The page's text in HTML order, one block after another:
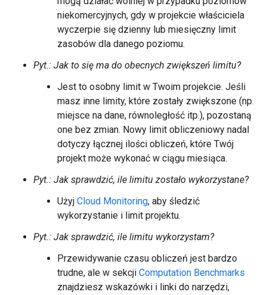
niekomercyjnych, gdy w projekcie właściciela
wyczerpie się dzienny lub miesięczny limit
zasobów dla danego poziomu.
Pyt.: Jak to się ma do obecnych zwiększeń limitu?
Jest to osobny limit w Twoim projekcie. Jeśli
masz inne limity, które zostały zwiększone (np.
miejsce na dane, równoległość itp.), pozostaną
one bez zmian. Nowy limit obliczeniowy nadal
dotyczy łącznej ilości obliczeń, które Twój
projekt może wykonać w ciągu miesiąca.
Pyt.: Jak sprawdzić, ile limitu zostało wykorzystane?
Użyj Cloud Monitoring, aby śledzić
wykorzystanie i limit projektu.
Pyt.: Jak sprawdzić, ile limitu wykorzystam?
Przewidywanie czasu obliczeń jest bardzo
trudne, ale w sekcji Computation Benchmarks
znajdziesz wskazówki i linki do narzędzi,